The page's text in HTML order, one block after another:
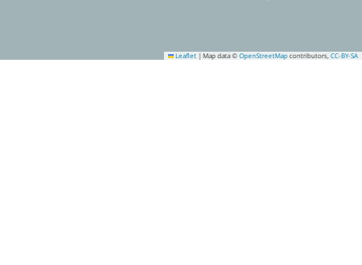
Leaflet | Map data © OpenStreetMap contributors, CC-BY-SA